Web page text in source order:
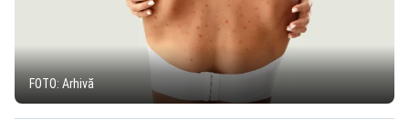
FOTO: Arhivă